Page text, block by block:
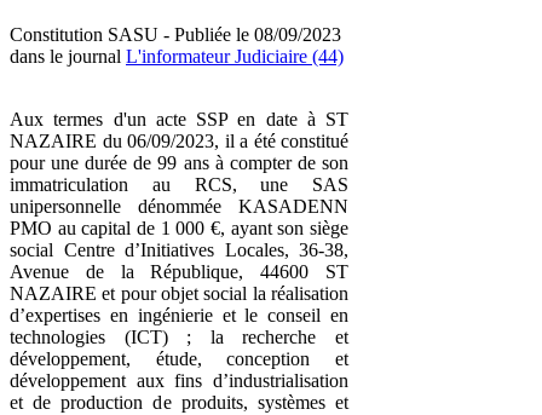
Constitution SASU - Publiée le 08/09/2023
dans le journal L'informateur Judiciaire (44)
Aux termes d'un acte SSP en date à ST
NAZAIRE du 06/09/2023, il a été constitué
pour une durée de 99 ans à compter de son
immatriculation au RCS, une SAS
unipersonnelle dénommée KASADENN
PMO au capital de 1 000 €, ayant son siège
social Centre d’Initiatives Locales, 36-38,
Avenue de la République, 44600 ST
NAZAIRE et pour objet social la réalisation
d’expertises en ingénierie et le conseil en
technologies (ICT) ; la recherche et
développement, étude, conception et
développement aux fins d’industrialisation
et de production de produits, systèmes et